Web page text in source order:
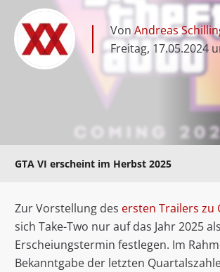
Von Andreas
Freitag, 17.05.2024
GTA VI erscheint im Herbst 2025
Zur Vorstellung des ersten Trailers zu
sich Take-Two nur auf das Jahr 2025 als
Erscheiungstermin festlegen. Im
Bekanntgabe der letzten